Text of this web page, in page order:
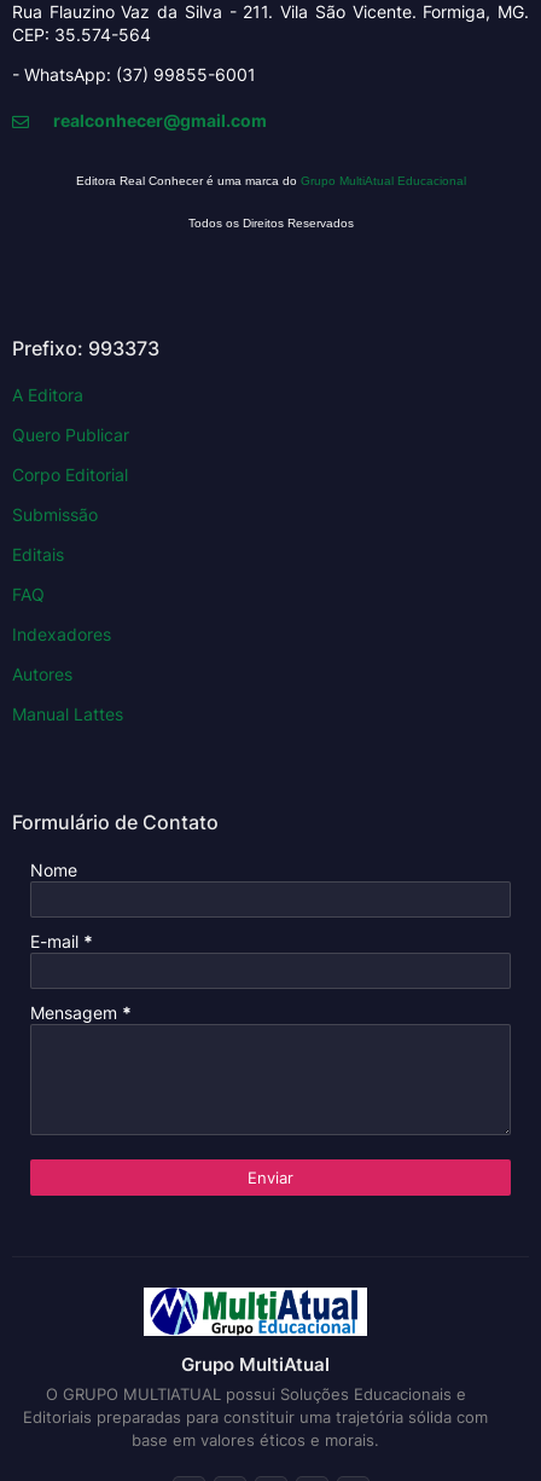
Rua Flauzino Vaz da Silva - 211.Vila São Vicente. Formiga, MG.
CEP: 35.574-564
- WhatsApp: (37) 99855-6001
realconhecer@gmail.com
Editora Real Conhecer é uma marca do Grupo MultiAtual Educacional
Todos os Direitos Reservados
Prefixo: 993373
A Editora
Quero Publicar
Corpo Editorial
Submissão
Editais
FAQ
Indexadores
Autores
Manual Lattes
Formulário de Contato
Nome
E-mail *
Mensagem *
Grupo MultiAtual
O GRUPO MULTIATUAL possui Soluções Educacionais e
Editoriais preparadas para constituir uma trajetória sólida com
base em valores éticos e morais.